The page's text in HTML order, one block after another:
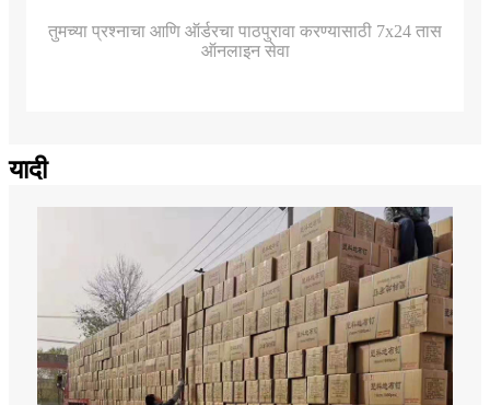
तुमच्या प्रश्नाचा आणि ऑर्डरचा पाठपुरावा करण्यासाठी 7x24 तास
ऑनलाइन सेवा
यादी